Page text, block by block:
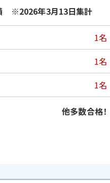
※2026年3月13日集計
1名
1名
1名
他多数合格！